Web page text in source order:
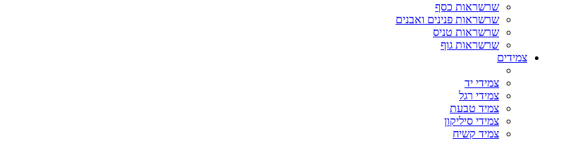
שרשראות כסף
שרשראות פנינים ואבנים
שרשראות טניס
שרשראות גוף
צמידים
צמידי יד
צמידי רגל
צמיד טבעת
צמידי סיליקון
צמיד קשיח